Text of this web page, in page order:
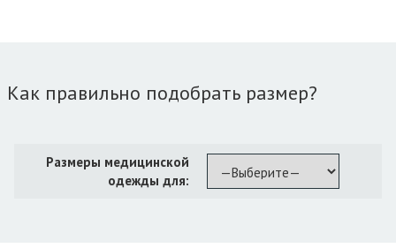
Как правильно подобрать размер?
Размеры медицинской
одежды для: